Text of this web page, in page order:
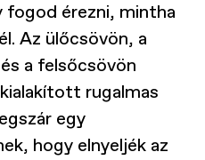
érezni, mintha
Az ülőcsövön, a
a felsőcsövön
rugalmas
egy
hogy elnyeljék az